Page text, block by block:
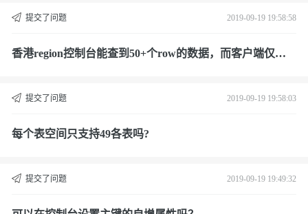
提交了问题 2019-09-19 19:58:58
香港region控制台能查到50+个row的数据，而客户端仅查
提交了问题 2019-09-19 19:58:03
每个表空间只支持49各表吗?
提交了问题 2019-09-19 19:49:32